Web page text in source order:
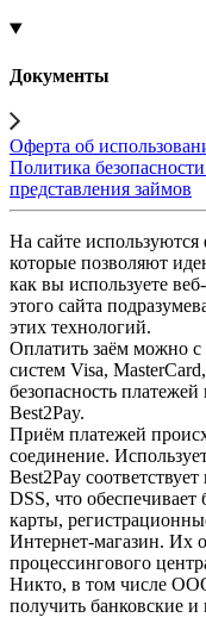
Документы
Оферта об
Политика
представления займов
На сайте
которые позволяют
как вы используете
этого сайта
этих технологий.
Оплатить заём можно
систем Visa,
безопасность
Best2Pay.
Приём платежей
соединение.
Best2Pay
DSS, что
карты,
Интернет-магазин. Их
процессингового
Никто, в том числе
получить банковские